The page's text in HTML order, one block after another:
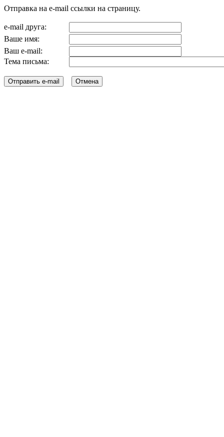
Отправка на e-mail ссылки на страницу.
e-mail друга:
Ваше имя:
Ваш e-mail:
Тема письма: